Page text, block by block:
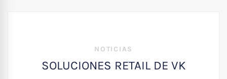
NOTICIAS
SOLUCIONES RETAIL DE VK